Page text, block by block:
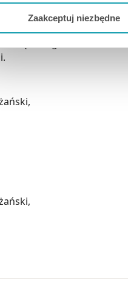
danych, które nie są
Zaakceptuj niezbędne
nadwrażliwości na